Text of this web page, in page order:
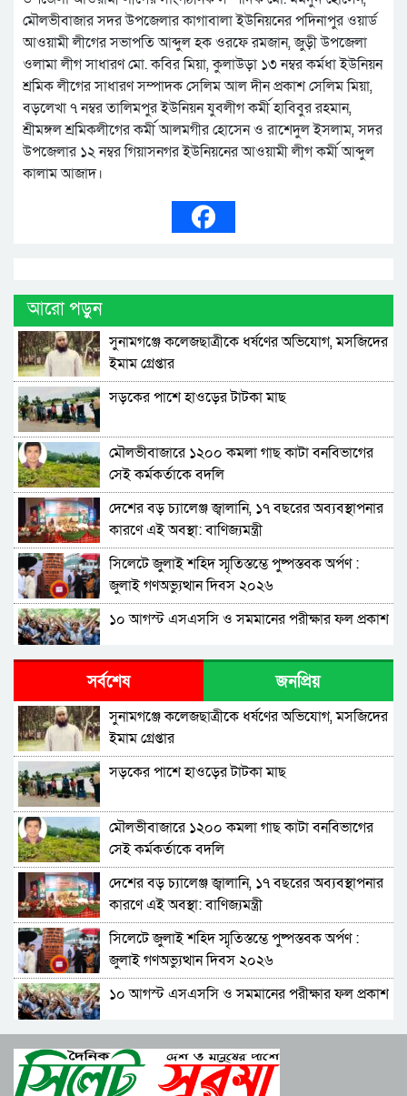
মৌলভীবাজার সদর উপজেলার কাগাবালা ইউনিয়নের পদিনাপুর ওয়ার্ড
আওয়ামী লীগের সভাপতি আব্দুল হক ওরফে রমজান, জুড়ী উপজেলা
ওলামা লীগ সাধারণ মো. কবির মিয়া, কুলাউড়া ১৩ নম্বর কর্মধা ইউনিয়ন
শ্রমিক লীগের সাধারণ সম্পাদক সেলিম আল দীন প্রকাশ সেলিম মিয়া,
বড়লেখা ৭ নম্বর তালিমপুর ইউনিয়ন যুবলীগ কর্মী হাবিবুর রহমান,
শ্রীমঙ্গল শ্রমিকলীগের কর্মী আলমগীর হোসেন ও রাশেদুল ইসলাম, সদর
উপজেলার ১২ নম্বর গিয়াসনগর ইউনিয়নের আওয়ামী লীগ কর্মী আব্দুল
কালাম আজাদ।
আরো পড়ুন
সুনামগঞ্জে কলেজছাত্রীকে ধর্ষণের অভিযোগ, মসজিদের
ইমাম গ্রেপ্তার
সড়কের পাশে হাওড়ের টাটকা মাছ
মৌলভীবাজারে ১২০০ কমলা গাছ কাটা বনবিভাগের
সেই কর্মকর্তাকে বদলি
দেশের বড় চ্যালেঞ্জ জ্বালানি, ১৭ বছরের অব্যবস্থাপনার
কারণে এই অবস্থা: বাণিজ্যমন্ত্রী
সিলেটে জুলাই শহিদ স্মৃতিস্তম্ভে পুষ্পস্তবক অর্পণ :
জুলাই গণঅভ্যুত্থান দিবস ২০২৬
১০ আগস্ট এসএসসি ও সমমানের পরীক্ষার ফল প্রকাশ
শাপলা চত্বরে হত্যা মামলা: শেখ হাসিনাসহ ৪১ জনের
বিরুদ্ধে আনুষ্ঠানিক অভিযোগ
বিরোধীদলের পতন শুরু হয়েছে, ১১ দল এখন ৯ দলে
গিয়ে ঠেকেছে: রাশেদ খান
কে হতে পারেন পরবর্তী রাষ্ট্রপতি, আলোচনায় এক
আমলা
সিলেটে আদলত চত্বরে শিশু ফাহিমা হত্যা মামলার
আসামির ওপর ফের হামলা
এআই দিয়ে অশালীন ছবি ছড়ানোর অভিযোগ
সিলেটের কনটেন্ট ক্রিয়েটর রাফিয়ার
শাবিপ্রবিতে শিক্ষার্থীকে মারধর: ছাত্রদল নেতা হাসিবুর
ও তারেক বহিষ্কার, ক্যাম্পাসে নিষিদ্ধ ২ বছর
ক্ষোভ, দ্রুত সংস্কারের আহ্বান
নারী-কাণ্ডে জামায়াত থেকে বহিস্কার এমপি গাজী
নজরুল
সর্বশেষ জনপ্রিয়
সুনামগঞ্জে কলেজছাত্রীকে ধর্ষণের অভিযোগ, মসজিদের
ইমাম গ্রেপ্তার
সড়কের পাশে হাওড়ের টাটকা মাছ
মৌলভীবাজারে ১২০০ কমলা গাছ কাটা বনবিভাগের
সেই কর্মকর্তাকে বদলি
দেশের বড় চ্যালেঞ্জ জ্বালানি, ১৭ বছরের অব্যবস্থাপনার
কারণে এই অবস্থা: বাণিজ্যমন্ত্রী
সিলেটে জুলাই শহিদ স্মৃতিস্তম্ভে পুষ্পস্তবক অর্পণ :
জুলাই গণঅভ্যুত্থান দিবস ২০২৬
১০ আগস্ট এসএসসি ও সমমানের পরীক্ষার ফল প্রকাশ
শাপলা চত্বরে হত্যা মামলা: শেখ হাসিনাসহ ৪১ জনের
বিরুদ্ধে আনুষ্ঠানিক অভিযোগ